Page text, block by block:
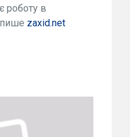
роботу в
zaxid.net